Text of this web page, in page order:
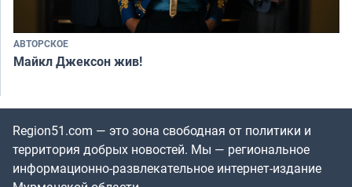
АВТОРСКОЕ
Майкл Джексон жив!
Region51.com — это зона свободная от политики и
территория добрых новостей. Мы — региональное
информационно-развлекательное интернет-издание